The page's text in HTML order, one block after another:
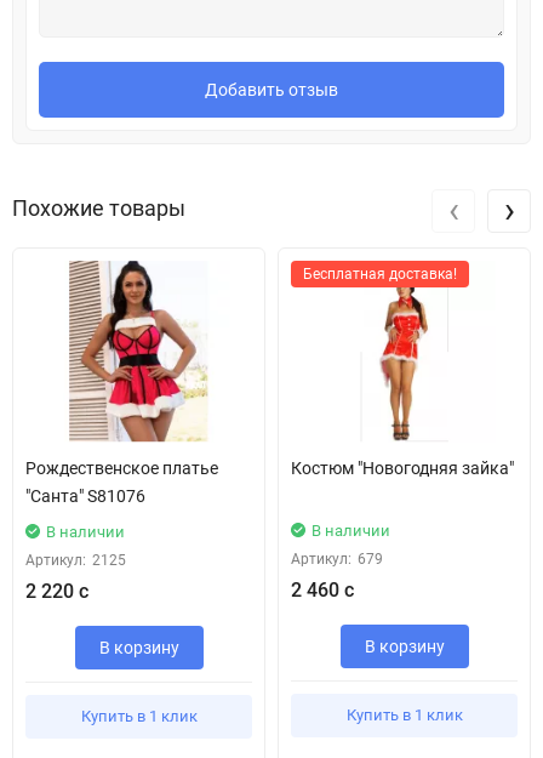
Добавить отзыв
Похожие товары
Рождественское платье
"Санта" S81076
В наличии
Артикул: 2125
2 220 с
В корзину
Купить в 1 клик
Бесплатная доставка!
Костюм "Новогодняя зайка"
В наличии
Артикул: 679
2 460 с
В корзину
Купить в 1 клик
‹ ›